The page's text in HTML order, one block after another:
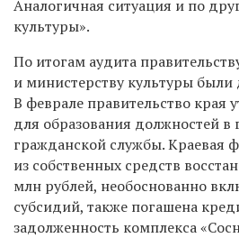
Аналогичная ситуация и по
культуры».
По итогам аудита
и министерству культуры
В феврале правительство края
для образования должностей в
гражданской службы. Краевая
из собственных средств
млн рублей, необоснованно
субсидий, также погашена
задолженность комплекса